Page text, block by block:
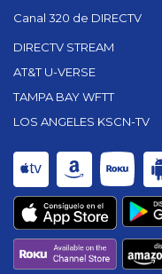
Canal 320 de DIRECTV
DIRECTV STREAM
AT&T U-VERSE
TAMPA BAY WFTT
LOS ANGELES KSCN-TV